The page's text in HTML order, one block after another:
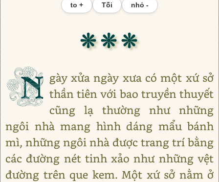
to + Tối nhỏ -
❊ ❊ ❊
N gày xửa ngày xưa có một xứ sở
thần tiên với bao truyền thuyết
cũng lạ thường như những
ngôi nhà mang hình dáng mẩu bánh
mì, những ngôi nhà được trang trí bằng
các đường nét tinh xảo như những vệt
đường trên que kem. Một xứ sở nằm ở